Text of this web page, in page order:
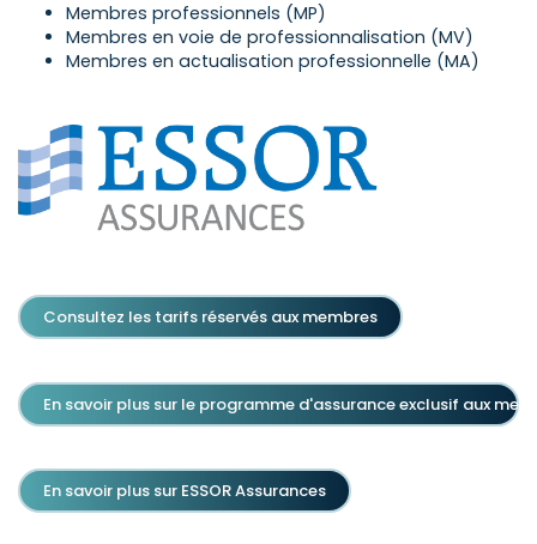
Membres professionnels (MP)
Membres en voie de professionnalisation (MV)
Membres en actualisation professionnelle (MA)
Consultez les tarifs réservés aux membres
En savoir plus sur le programme d'assurance exclusif aux
En savoir plus sur ESSOR Assurances